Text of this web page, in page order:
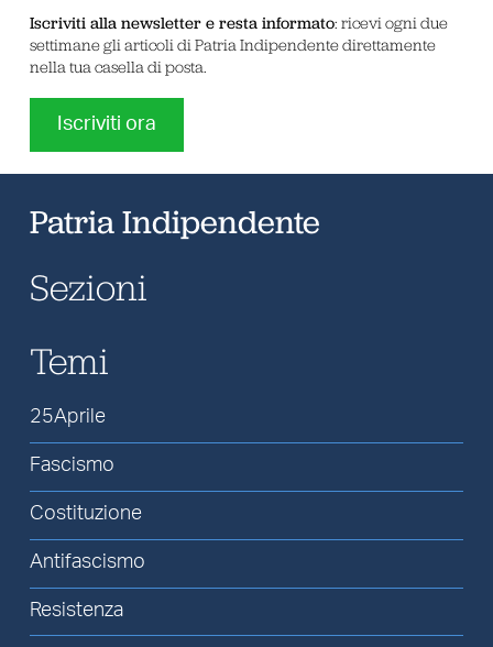
Iscriviti alla newsletter e resta informato: ricevi ogni due
settimane gli articoli di Patria Indipendente direttamente
nella tua casella di posta.
Iscriviti ora
Patria Indipendente
Sezioni
Temi
25Aprile
Fascismo
Costituzione
Antifascismo
Resistenza